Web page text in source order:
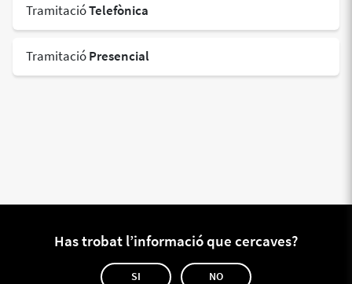
TramitacióTelefònica
TramitacióPresencial
Has trobat l’informació que cercaves?
SI NO